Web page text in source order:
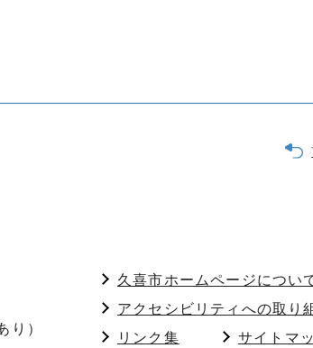
り）
久喜市ホームページについ
アクセシビリティへの取り
リンク集
サイトマ